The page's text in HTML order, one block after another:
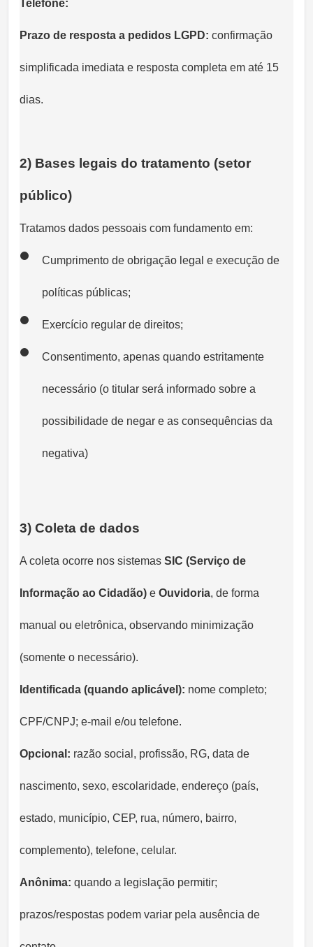
Telefone:
Prazo de resposta a pedidos LGPD: confirmação
simplificada imediata e resposta completa em até 15
dias.
2) Bases legais do tratamento (setor
público)
Tratamos dados pessoais com fundamento em:
Cumprimento de obrigação legal e execução de
políticas públicas;
Exercício regular de direitos;
Consentimento, apenas quando estritamente
necessário (o titular será informado sobre a
possibilidade de negar e as consequências da
negativa)
3) Coleta de dados
A coleta ocorre nos sistemas SIC (Serviço de
Informação ao Cidadão) e Ouvidoria, de forma
manual ou eletrônica, observando minimização
(somente o necessário).
Identificada (quando aplicável): nome completo;
CPF/CNPJ; e-mail e/ou telefone.
Opcional: razão social, profissão, RG, data de
nascimento, sexo, escolaridade, endereço (país,
estado, município, CEP, rua, número, bairro,
complemento), telefone, celular.
Anônima: quando a legislação permitir;
prazos/respostas podem variar pela ausência de